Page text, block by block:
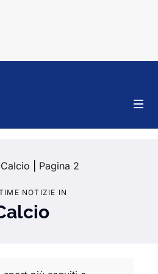
NOTIZIE IN
Calcio Pagina 2